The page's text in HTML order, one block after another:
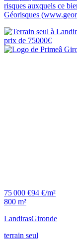
risques auxquels ce
Géorisques
75 000 €94 €/m²
800 m²
LandirasGironde
terrain seul